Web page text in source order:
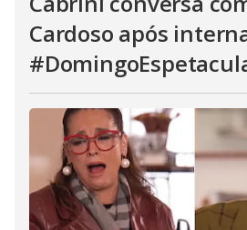
Cardoso após